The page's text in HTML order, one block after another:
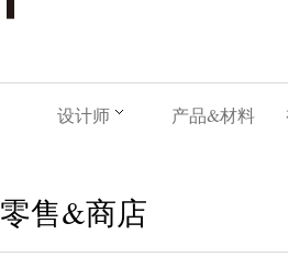
设计师 产品&材料
零售&商店